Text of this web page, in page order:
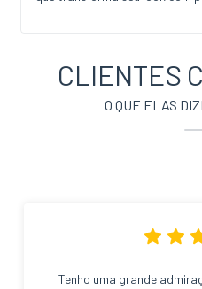
CLIENTES
O QUE ELAS
Tenho uma grande